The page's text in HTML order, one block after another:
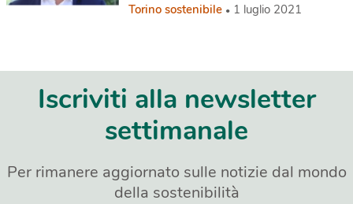
Torino sostenibile 1 luglio 2021
Iscriviti alla newsletter
settimanale
Per rimanere aggiornato sulle notizie dal mondo
della sostenibilità